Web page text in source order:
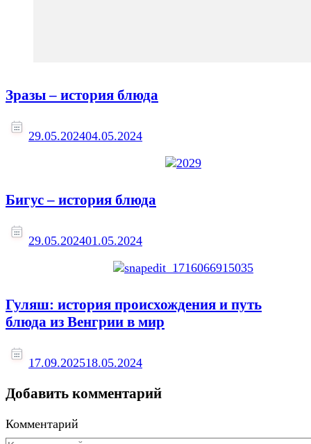
Зразы – история блюда
29.05.202404.05.2024
Бигус – история блюда
29.05.202401.05.2024
Гуляш: история происхождения и путь
блюда из Венгрии в мир
17.09.202518.05.2024
Добавить комментарий
Комментарий